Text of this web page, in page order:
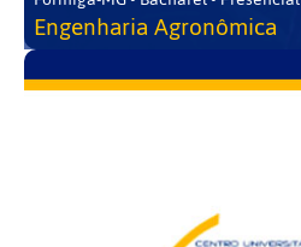
Engenharia Agronômica